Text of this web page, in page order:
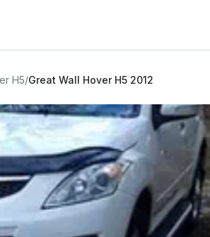
H5/Great Wall Hover H5 2012